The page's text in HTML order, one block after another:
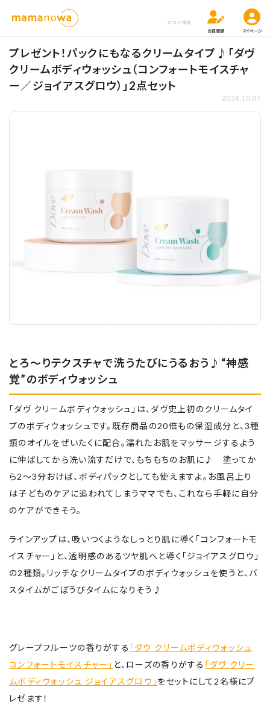
口コミ検索
会員登録
マイページ
プレゼント！パックにもなるクリームタイプ♪「ダヴ
クリームボディウォッシュ（コンフォートモイスチャ
ー／ジョイアスグロウ）」2点セット
2024.10.07
とろ～りテクスチャで洗うたびにうるおう♪“神感
覚”のボディウォッシュ
「ダヴ クリームボディウォッシュ」は、ダヴ史上初のクリームタイ
プのボディウォッシュです。既存商品の20倍もの保湿成分と、3種
類のオイルをぜいたくに配合。濡れたお肌をマッサージするよう
に伸ばしてから洗い流すだけで、もちもちのお肌に♪ 塗ってか
ら2～3分おけば、ボディパックとしても使えますよ。お風呂上り
は子どものケアに追われてしまうママでも、これなら手軽に自分
のケアができそう。
ラインアップは、吸いつくようなしっとり肌に導く「コンフォートモ
イスチャー」と、透明感のあるツヤ肌へと導く「ジョイアスグロウ」
の2種類。リッチなクリームタイプのボディウォッシュを使うと、バ
スタイムがごぼうびタイムになりそう♪
グレープフルーツの香りがする 「ダウ クリームボディウォッシュ
コンフォートモイスチャー」 と、ローズの香りがする 「ダヴ クリー
ムボディウォッシュ ジョイアスグロウ」 をセットにして2名様にプ
レゼます！